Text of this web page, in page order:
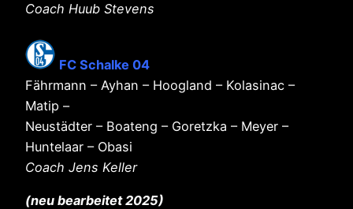
Coach Huub Stevens
FC Schalke 04
Fährmann – Ayhan – Hoogland – Kolasinac –
Matip –
Neustädter – Boateng – Goretzka – Meyer –
Huntelaar – Obasi
Coach Jens Keller
(neu bearbeitet 2025)